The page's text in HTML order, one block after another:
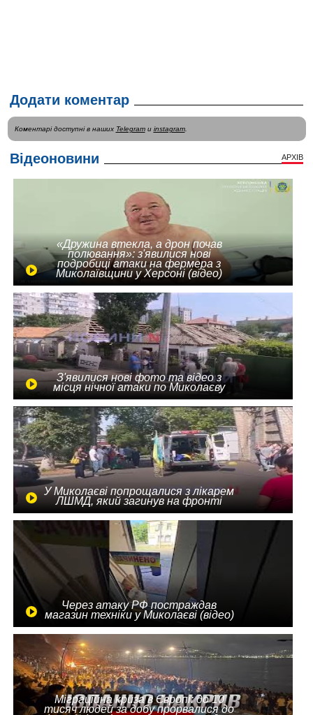
Додати коментар
Коментарі доступні в наших Telegramи instagram.
Відеоновини АРХІВ
«Дружина втекла, а дрон почав
полювання»: з'явилися нові
подробиці атаки на фермера з
Миколаївщини у Херсоні (відео)
З'явилися нові фото та відео з
місця нічної атаки по Миколаєву
У Миколаєві попрощалися з лікарем
ЛШМД, який загинув на фронті
Через атаку РФ постраждав
магазин техніки у Миколаєві (відео)
Міграційна криза в Європі: до 10
тисяч людей за добу прорвалися до